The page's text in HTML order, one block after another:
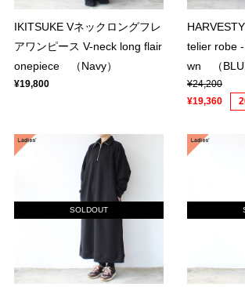
IKITSUKE Vネックロングフレ
アワンピース V-neck long flair
onepiece （Navy）
¥19,800
telier robe
wn （
¥24,200
¥19,360
SOLDOUT